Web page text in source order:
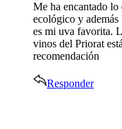
Me ha encantado lo
ecológico y además
es mi uva favorita.
vinos del Priorat
recomendación
Responder